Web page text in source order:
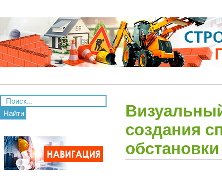
Найти
создания
обстановки